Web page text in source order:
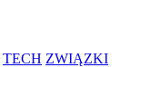
TECH ZWIĄZKI